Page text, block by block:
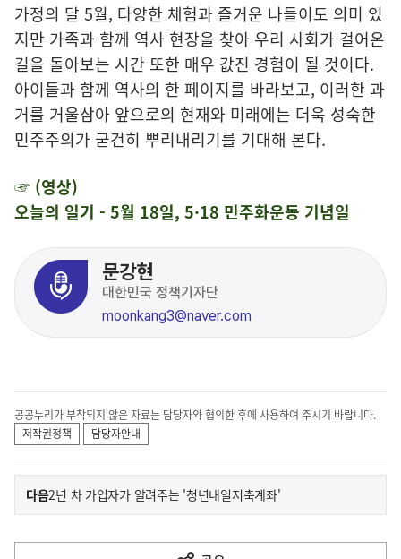
가정의 달 5월, 다양한 체험과 즐거운 나들이도 의미 있
지만 가족과 함께 역사 현장을 찾아 우리 사회가 걸어온
길을 돌아보는 시간 또한 매우 값진 경험이 될 것이다.
아이들과 함께 역사의 한 페이지를 바라보고, 이러한 과
거를 거울삼아 앞으로의 현재와 미래에는 더욱 성숙한
민주주의가 굳건히 뿌리내리기를 기대해 본다.
☞ (영상)
오늘의 일기 - 5월 18일, 5·18 민주화운동 기념일
문강현
대한민국 정책기자단
moonkang3@naver.com
공공누리가 부착되지 않은 자료는 담당자와 협의한 후에 사용하여 주시기 바랍니다.
저작권정책
담당자안내
이
전
다
다음기
2년 차 가입자가 알려주는 '청년내일저축계좌'